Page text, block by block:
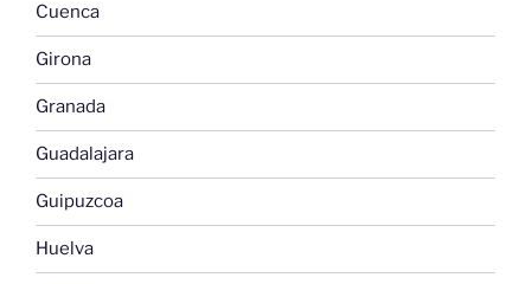
Cuenca
Girona
Granada
Guadalajara
Guipuzcoa
Huelva